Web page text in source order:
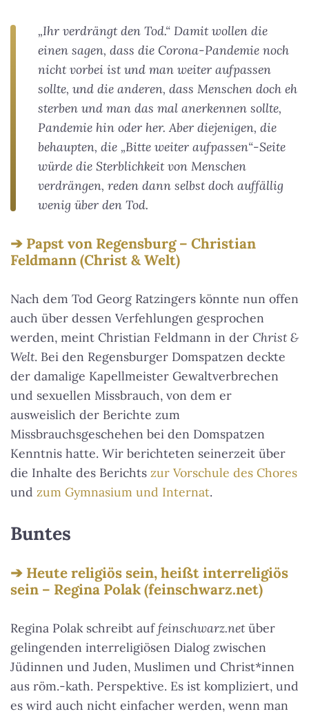
„Ihr verdrängt den Tod.“ Damit wollen die
einen sagen, dass die Corona-Pandemie noch
nicht vorbei ist und man weiter aufpassen
sollte, und die anderen, dass Menschen doch eh
sterben und man das mal anerkennen sollte,
Pandemie hin oder her. Aber diejenigen, die
behaupten, die „Bitte weiter aufpassen“-Seite
würde die Sterblichkeit von Menschen
verdrängen, reden dann selbst doch auffällig
wenig über den Tod.
Papst von Regensburg – Christian
Feldmann (Christ & Welt)
Nach dem Tod Georg Ratzingers könnte nun offen
auch über dessen Verfehlungen gesprochen
werden, meint Christian Feldmann in der Christ &
Welt. Bei den Regensburger Domspatzen deckte
der damalige Kapellmeister Gewaltverbrechen
und sexuellen Missbrauch, von dem er
ausweislich der Berichte zum
Missbrauchsgeschehen bei den Domspatzen
Kenntnis hatte. Wir berichteten seinerzeit über
die Inhalte des Berichts zur Vorschule des Chores
und zum Gymnasium und Internat.
Buntes
Heute religiös sein, heißt interreligiös
sein – Regina Polak (feinschwarz.net)
Regina Polak schreibt auffeinschwarz.netüber
gelingenden interreligiösen Dialog zwischen
Jüdinnen und Juden, Muslimen und Christ*innen
aus röm.-kath. Perspektive. Es ist kompliziert, und
es wird auch nicht einfacher werden, wenn man